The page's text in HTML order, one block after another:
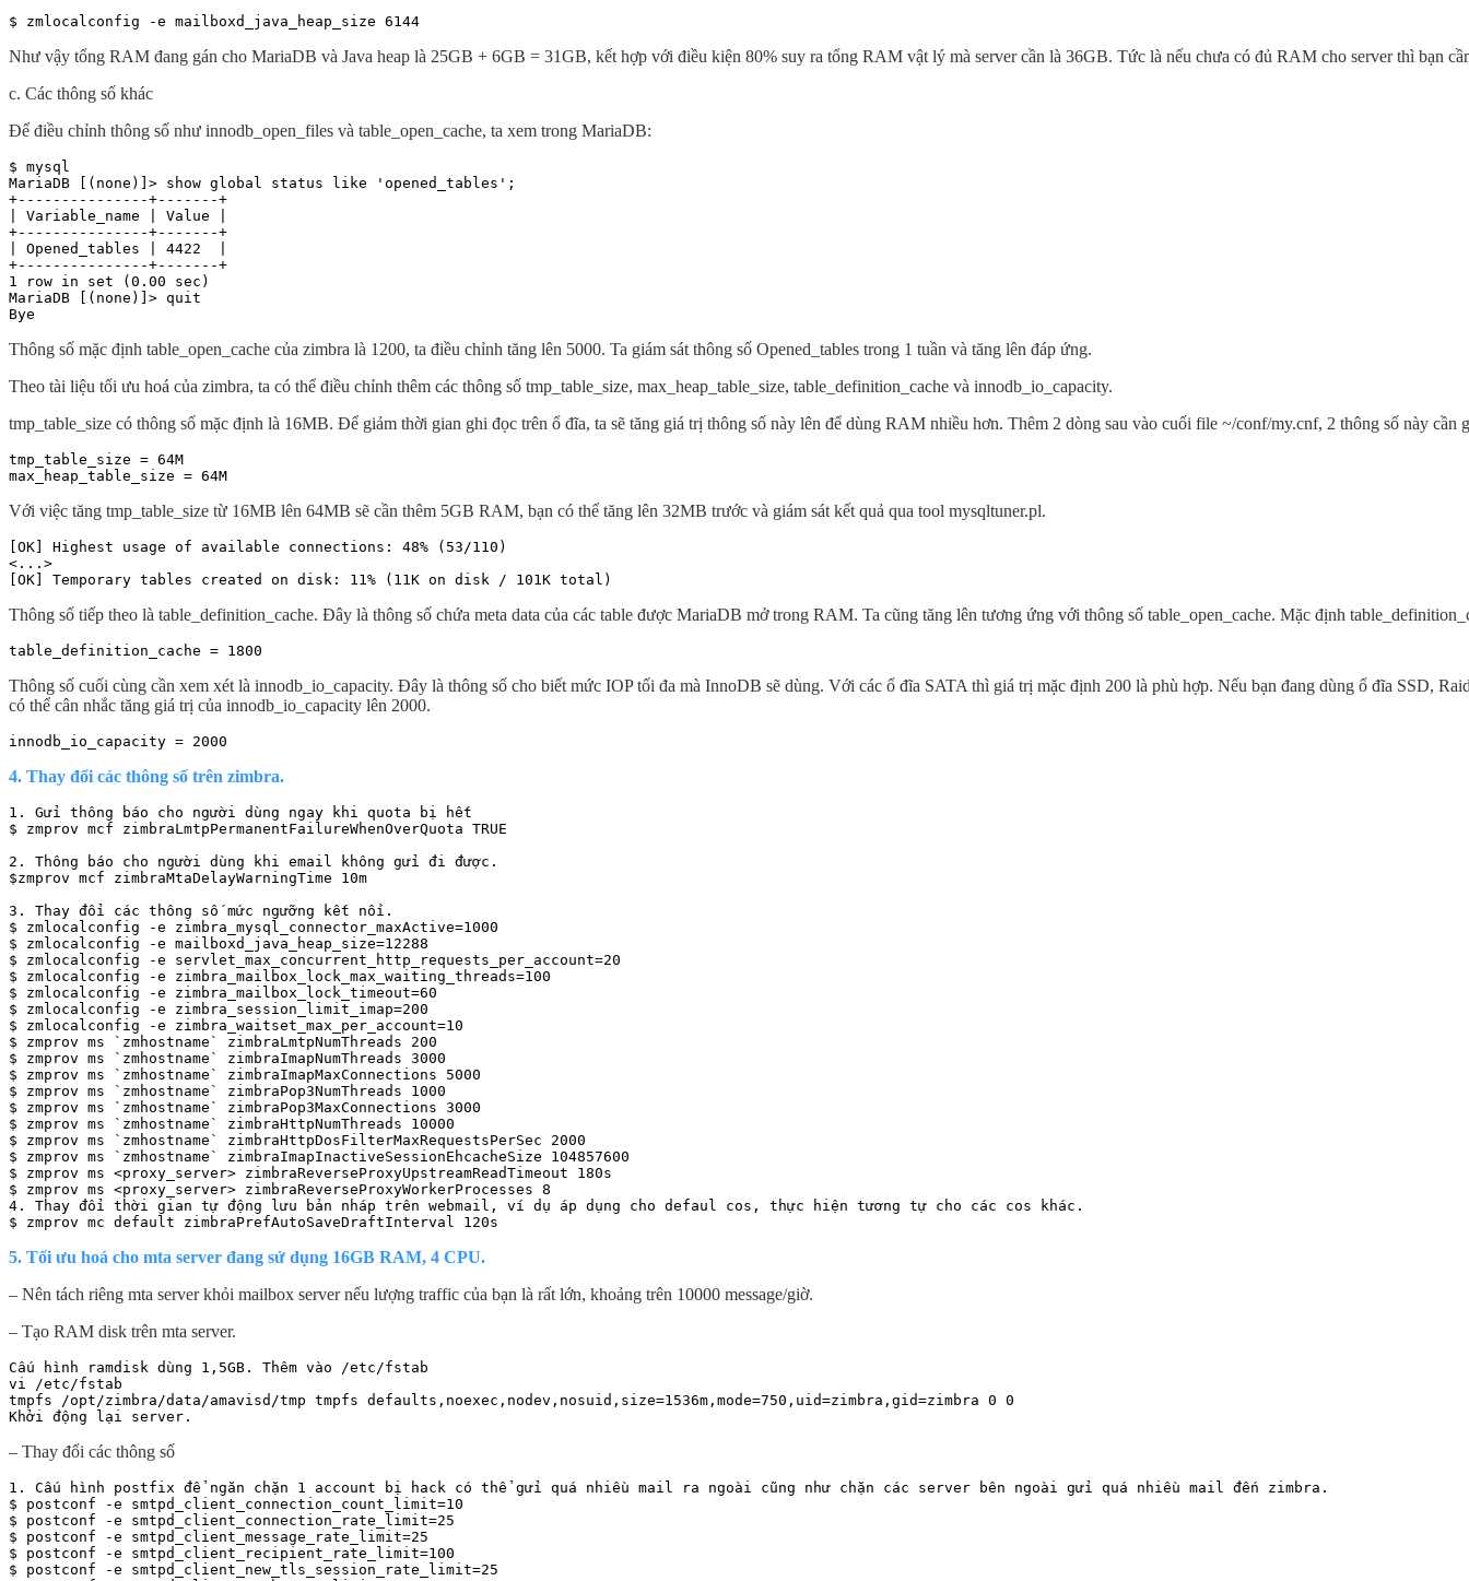
$ zmlocalconfig -e mailboxd_java_heap_size 6144
Như vậy tổng RAM đang gán cho MariaDB và Java heap là 25GB + 6GB = 31GB, kết hợp với điều kiện 80% suy ra tổng RAM vật lý mà server cần là 36GB. Tức là nếu chưa có đủ RAM cho server thì bạn
c. Các thông số khác
Để điều chỉnh thông số như innodb_open_files và table_open_cache, ta xem trong MariaDB:
$ mysql
MariaDB [(none)]> show global status like 'opened_tables';
+---------------+-------+
| Variable_name | Value |
+---------------+-------+
| Opened_tables | 4422  |
+---------------+-------+
1 row in set (0.00 sec)
MariaDB [(none)]> quit
Bye
Thông số mặc định table_open_cache của zimbra là 1200, ta điều chỉnh tăng lên 5000. Ta giám sát thông số Opened_tables trong 1 tuần và tăng lên đáp ứng.
Theo tài liệu tối ưu hoá của zimbra, ta có thể điều chỉnh thêm các thông số tmp_table_size, max_heap_table_size, table_definition_cache và innodb_io_capacity.
tmp_table_size có thông số mặc định là 16MB. Để giảm thời gian ghi đọc trên ổ đĩa, ta sẽ tăng giá trị thông số này lên để dùng RAM nhiều hơn. Thêm 2 dòng sau vào cuối file ~/conf/my.cnf, 2 thông số này cần
tmp_table_size = 64M
max_heap_table_size = 64M
Với việc tăng tmp_table_size từ 16MB lên 64MB sẽ cần thêm 5GB RAM, bạn có thể tăng lên 32MB trước và giám sát kết quả qua tool mysqltuner.pl.
[OK] Highest usage of available connections: 48% (53/110)
<...>
[OK] Temporary tables created on disk: 11% (11K on disk / 101K total)
Thông số tiếp theo là table_definition_cache. Đây là thông số chứa meta data của các table được MariaDB mở trong RAM. Ta cũng tăng lên tương ứng với thông số table_open_cache. Mặc định
table_definition_cache = 1800
Thông số cuối cùng cần xem xét là innodb_io_capacity. Đây là thông số cho biết mức IOP tối đa mà InnoDB sẽ dùng. Với các ổ đĩa SATA thì giá trị mặc định 200 là phù hợp. Nếu bạn đang dùng ổ đĩa SSD,
có thể cân nhắc tăng giá trị của innodb_io_capacity lên 2000.
innodb_io_capacity = 2000
4. Thay đổi các thông số trên zimbra.
1. Gửi thông báo cho người dùng ngay khi quota bị hết
$ zmprov mcf zimbraLmtpPermanentFailureWhenOverQuota TRUE
2. Thông báo cho người dùng khi email không gửi đi được.
$zmprov mcf zimbraMtaDelayWarningTime 10m
3. Thay đổi các thông số mức ngưỡng kết nối.
$ zmlocalconfig -e zimbra_mysql_connector_maxActive=1000
$ zmlocalconfig -e mailboxd_java_heap_size=12288
$ zmlocalconfig -e servlet_max_concurrent_http_requests_per_account=20
$ zmlocalconfig -e zimbra_mailbox_lock_max_waiting_threads=100
$ zmlocalconfig -e zimbra_mailbox_lock_timeout=60
$ zmlocalconfig -e zimbra_session_limit_imap=200
$ zmlocalconfig -e zimbra_waitset_max_per_account=10
$ zmprov ms `zmhostname` zimbraLmtpNumThreads 200
$ zmprov ms `zmhostname` zimbraImapNumThreads 3000
$ zmprov ms `zmhostname` zimbraImapMaxConnections 5000
$ zmprov ms `zmhostname` zimbraPop3NumThreads 1000
$ zmprov ms `zmhostname` zimbraPop3MaxConnections 3000
$ zmprov ms `zmhostname` zimbraHttpNumThreads 10000
$ zmprov ms `zmhostname` zimbraHttpDosFilterMaxRequestsPerSec 2000
$ zmprov ms `zmhostname` zimbraImapInactiveSessionEhcacheSize 104857600
$ zmprov ms <proxy_server> zimbraReverseProxyUpstreamReadTimeout 180s
$ zmprov ms <proxy_server> zimbraReverseProxyWorkerProcesses 8
4. Thay đổi thời gian tự động lưu bản nháp trên webmail, ví dụ áp dụng cho defaul cos, thực hiện tương tự cho các cos khác.
$ zmprov mc default zimbraPrefAutoSaveDraftInterval 120s
5. Tối ưu hoá cho mta server đang sử dụng 16GB RAM, 4 CPU.
– Nên tách riêng mta server khỏi mailbox server nếu lượng traffic của bạn là rất lớn, khoảng trên 10000 message/giờ.
– Tạo RAM disk trên mta server.
Cấu hình ramdisk dùng 1,5GB. Thêm vào /etc/fstab
vi /etc/fstab
tmpfs /opt/zimbra/data/amavisd/tmp tmpfs defaults,noexec,nodev,nosuid,size=1536m,mode=750,uid=zimbra,gid=zimbra 0 0
Khởi động lại server.
– Thay đổi các thông số
1. Cấu hình postfix để ngăn chặn 1 account bị hack có thể gửi quá nhiều mail ra ngoài cũng như chặn các server bên ngoài gửi quá nhiều mail đến zimbra.
$ postconf -e smtpd_client_connection_count_limit=10
$ postconf -e smtpd_client_connection_rate_limit=25
$ postconf -e smtpd_client_message_rate_limit=25
$ postconf -e smtpd_client_recipient_rate_limit=100
$ postconf -e smtpd_client_new_tls_session_rate_limit=25